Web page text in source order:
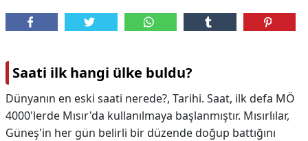
Saati ilk hangi ülke buldu?
Dünyanın en eski saati nerede?, Tarihi. Saat, ilk defa MÖ
4000'lerde Mısır'da kullanılmaya başlanmıştır. Mısırlılar,
Güneş'in her gün belirli bir düzende doğup battığını